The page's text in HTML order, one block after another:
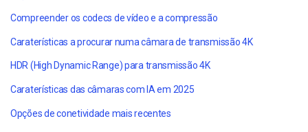
Compreender os codecs de vídeo e a compressão
Caraterísticas a procurar numa câmara de transmissão 4K
HDR (High Dynamic Range) para transmissão 4K
Caraterísticas das câmaras com IA em 2025
Opções de conetividade mais recentes